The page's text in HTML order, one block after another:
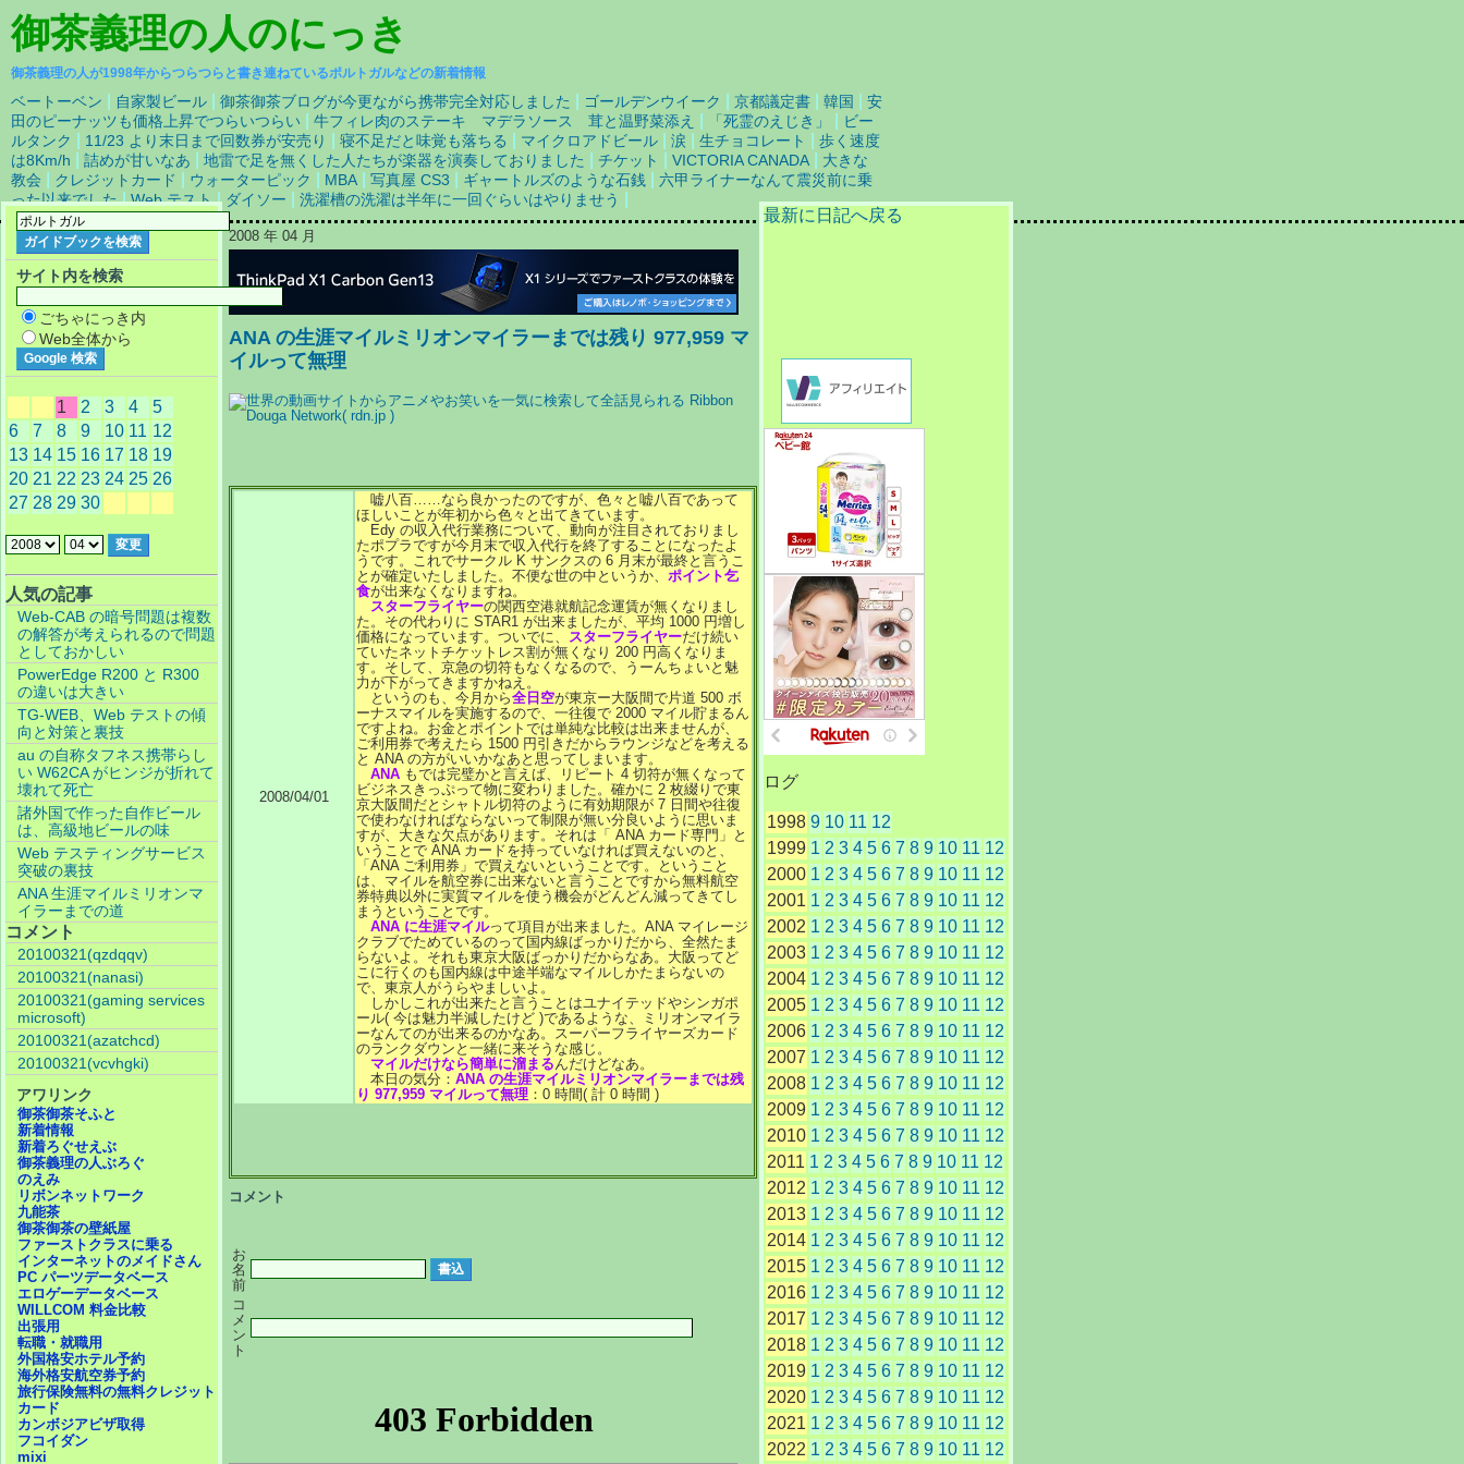
御茶義理の人のにっき
御茶義理の人が1998年からつらつらと書き連ねているポルトガルなどの新着情報
ベートーベン 自家製ビール 御茶御茶ブログが今更ながら携帯完全対応しました ゴールデンウイーク 京都議定書 韓国
安
田のピーナッツも価格上昇でつらいつらい
牛フィレ肉のステーキ マデラソース 茸と温野菜添え 「死霊のえじき」
ビー
ルタンク
11/23 より末日まで回数券が安売り 寝不足だと味覚も落ちる マイクロアドビール 涙 生チョコレート
歩く速度
は8Km/h
詰めが甘いなあ 地雷で足を無くした人たちが楽器を演奏しておりました チケット VICTORIA CANADA
大きな
教会
クレジットカード ウォーターピック MBA 写真屋 CS3 ギャートルズのような石銭
六甲ライナーなんて震災前に乗
った以来でした |Web テスト | ダイソー 洗濯槽の洗濯は半年に一回ぐらいはやりませう
2008 年 04 月
ANA の生涯マイルミリオンマイラーまでは残り 977,959 マ
イルって無理
2008/04/01
嘘八百……なら良かったのですが、色々と嘘八百であって
ほしいことが年初から色々と出てきています。
Edy の収入代行業務について、動向が注目されておりまし
たポプラですが今月末で収入代行を終了することになったよ
うです。これでサークル K サンクスの 6 月末が最終と言うこ
とが確定いたしました。不便な世の中というか、 ポイント乞
食が出来なくなりますね。
スターフライヤーの関西空港就航記念運賃が無くなりまし
た。その代わりに STAR1 が出来ましたが、平均 1000 円増し
価格になっています。ついでに、 スターフライヤーだけ続い
ていたネットチケットレス割が無くなり 200 円高くなりま
す。そして、京急の切符もなくなるので、うーんちょいと魅
力が下がってきますかねえ。
というのも、今月から全日空が東京ー大阪間で片道 500 ボ
ーナスマイルを実施するので、一往復で 2000 マイル貯まるん
ですよね。お金とポイントでは単純な比較は出来ませんが、
ご利用券で考えたら 1500 円引きだからラウンジなどを考える
と ANA の方がいいかなあと思ってしまいます。
ANA もでは完璧かと言えば、リピート 4 切符が無くなって
ビジネスきっぷって物に変わりました。確かに 2 枚綴りで東
京大阪間だとシャトル切符のように有効期限が 7 日間や往復
で使わなければならないって制限が無い分良いように思いま
すが、大きな欠点があります。それは「 ANA カード専門」と
いうことで ANA カードを持っていなければ買えないのと、
「ANA ご利用券」で買えないということです。ということ
は、マイルを航空券に出来ないと言うことですから無料航空
券特典以外に実質マイルを使う機会がどんどん減ってきてし
まうということです。
ANA に生涯マイルって項目が出来ました。ANA マイレージ
クラブでためているのって国内線ばっかりだから、全然たま
らないよ。それも東京大阪ばっかりだからなあ。大阪ってど
こに行くのも国内線は中途半端なマイルしかたまらないの
で、東京人がうらやましいよ。
しかしこれが出来たと言うことはユナイテッドやシンガポ
ール( 今は魅力半減したけど )であるような、ミリオンマイラ
ーなんてのが出来るのかなあ。スーパーフライヤーズカード
のランクダウンと一緒に来そうな感じ。
マイルだけなら簡単に溜まるんだけどなあ。
本日の気分： ANA の生涯マイルミリオンマイラーまでは残
り 977,959 マイルって無理 ：0 時間( 計 0 時間 )
コメント
お
名
前
コ
メ
ン
ト
最新に日記へ戻る
ログ
1998 9 10 11 12
1999 1 2 3 4 5 6 7 8 9 10 11 12
2000 1 2 3 4 5 6 7 8 9 10 11 12
2001 1 2 3 4 5 6 7 8 9 10 11 12
2002 1 2 3 4 5 6 7 8 9 10 11 12
2003 1 2 3 4 5 6 7 8 9 10 11 12
2004 1 2 3 4 5 6 7 8 9 10 11 12
2005 1 2 3 4 5 6 7 8 9 10 11 12
2006 1 2 3 4 5 6 7 8 9 10 11 12
2007 1 2 3 4 5 6 7 8 9 10 11 12
2008 1 2 3 4 5 6 7 8 9 10 11 12
2009 1 2 3 4 5 6 7 8 9 10 11 12
2010 1 2 3 4 5 6 7 8 9 10 11 12
2011 1 2 3 4 5 6 7 8 9 10 11 12
2012 1 2 3 4 5 6 7 8 9 10 11 12
2013 1 2 3 4 5 6 7 8 9 10 11 12
2014 1 2 3 4 5 6 7 8 9 10 11 12
2015 1 2 3 4 5 6 7 8 9 10 11 12
2016 1 2 3 4 5 6 7 8 9 10 11 12
2017 1 2 3 4 5 6 7 8 9 10 11 12
2018 1 2 3 4 5 6 7 8 9 10 11 12
2019 1 2 3 4 5 6 7 8 9 10 11 12
2020 1 2 3 4 5 6 7 8 9 10 11 12
2021 1 2 3 4 5 6 7 8 9 10 11 12
2022 1 2 3 4 5 6 7 8 9 10 11 12
サイト内を検索
ごちゃにっき内
Web全体から
1 2 3 4
5
6
7 8 9 10 11 12
13 14 15 16 17 18 19
20 21 22 23 24 25 26
27 28 29 30
人気の記事
Web-CAB の暗号問題は複数
の解答が考えられるので問題
としておかしい
PowerEdge R200 と R300
の違いは大きい
TG-WEB、Web テストの傾
向と対策と裏技
au の自称タフネス携帯らし
い W62CA がヒンジが折れて
壊れて死亡
諸外国で作った自作ビール
は、高級地ビールの味
Web テスティングサービス
突破の裏技
ANA 生涯マイルミリオンマ
イラーまでの道
コメント
20100321(qzdqqv)
20100321(nanasi)
20100321(gaming services
microsoft)
20100321(azatchcd)
20100321(vcvhgki)
アワリンク
御茶御茶そふと
新着情報
新着ろぐせえぶ
御茶義理の人ぶろぐ
のえみ
リボンネットワーク
九能茶
御茶御茶の壁紙屋
ファーストクラスに乗る
インターネットのメイドさん
PC パーツデータベース
エロゲーデータベース
WILLCOM 料金比較
出張用
転職・就職用
外国格安ホテル予約
海外格安航空券予約
旅行保険無料の無料クレジット
カード
カンボジアビザ取得
フコイダン
mixi